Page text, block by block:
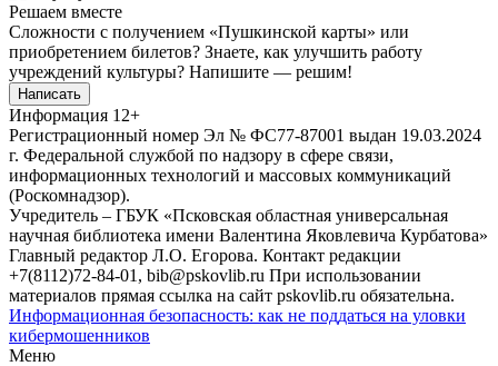
Решаем вместе
Сложности с получением «Пушкинской карты» или
приобретением билетов? Знаете, как улучшить работу
учреждений культуры? Напишите — решим!
Написать
Информация 12+
Регистрационный номер Эл № ФС77-87001 выдан 19.03.2024
г. Федеральной службой по надзору в сфере связи,
информационных технологий и массовых коммуникаций
(Роскомнадзор).
Учредитель – ГБУК «Псковская областная универсальная
научная библиотека имени Валентина Яковлевича Курбатова»
Главный редактор Л.О. Егорова. Контакт редакции
+7(8112)72-84-01, bib@pskovlib.ru При использовании
материалов прямая ссылка на сайт pskovlib.ru обязательна.
Информационная безопасность: как не поддаться на уловки
кибермошенников
Меню